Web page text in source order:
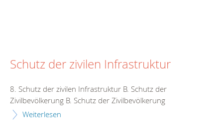
Schutz der zivilen Infrastruktur
8. Schutz der zivilen Infrastruktur B. Schutz der
Zivilbevölkerung B. Schutz der Zivilbevölkerung
Weiterlesen